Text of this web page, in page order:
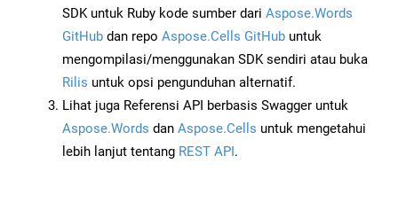
SDK untuk Ruby kode sumber dari Aspose.Words
GitHub dan repo Aspose.Cells GitHub untuk
mengompilasi/menggunakan SDK sendiri atau buka
Rilis untuk opsi pengunduhan alternatif.
Lihat juga Referensi API berbasis Swagger untuk
Aspose.Words dan Aspose.Cells untuk mengetahui
lebih lanjut tentang REST API.